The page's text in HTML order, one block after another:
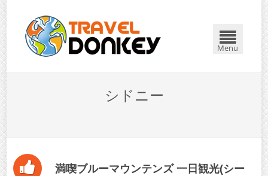
Menu
シドニー
満喫ブルーマウンテンズ 一日観光(シー